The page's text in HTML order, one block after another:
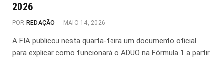
2026
POR REDAÇÃO MAIO 14, 2026
A FIA publicou nesta quarta-feira um documento oficial
para explicar como funcionará o ADUO na Fórmula 1 a partir